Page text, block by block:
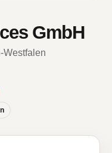
GmbH
Westfalen